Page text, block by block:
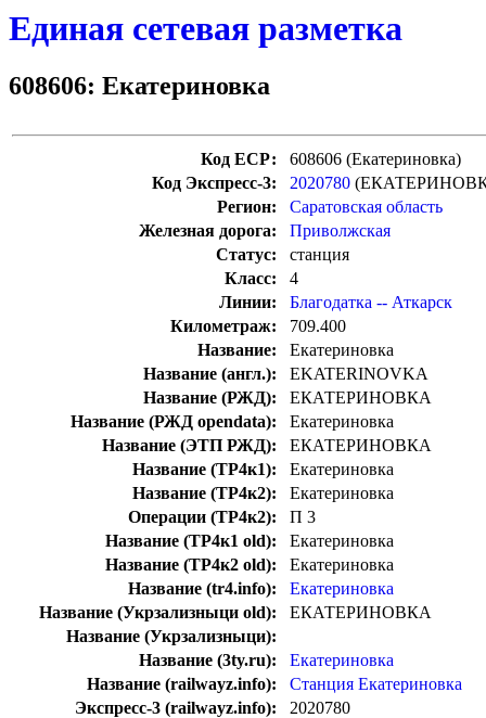
Единая сетевая разметка
608606: Екатериновка
Код ЕСР:
608606 (Екатериновка)
Код Экспресс-3:
2020780
Регион:
Саратовская область
Железная дорога:
Приволжская
Статус:
станция
Класс:
4
Линии:
Благодатка -- Аткарск
Километраж:
709.400
Название:
Екатериновка
Название (англ.):
EKATERINOVKA
Название (РЖД):
ЕКАТЕРИНОВКА
Название (РЖД opendata):
Екатериновка
Название (ЭТП РЖД):
ЕКАТЕРИНОВКА
Название (ТР4к1):
Екатериновка
Название (ТР4к2):
Екатериновка
Операции (ТР4к2):
П 3
Название (ТР4к1 old):
Екатериновка
Название (ТР4к2 old):
Екатериновка
Название (tr4.info):
Екатериновка
Название (Укрзализныци old):
ЕКАТЕРИНОВКА
Название (Укрзализныци):
Название (3ty.ru):
Екатериновка
Название (railwayz.info):
Станция Екатериновка
Экспресс-3 (railwayz.info):
2020780